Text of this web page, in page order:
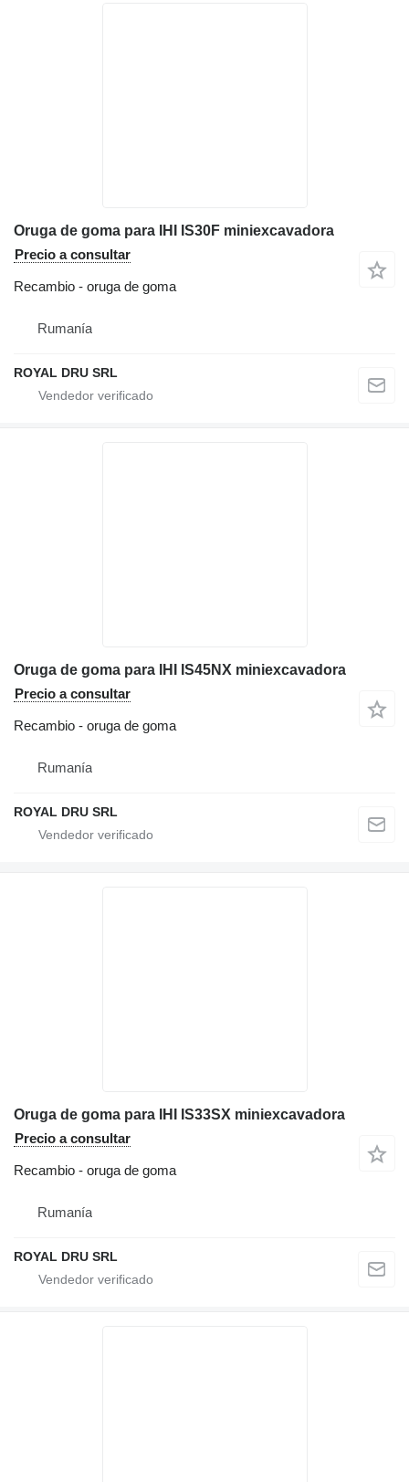
Oruga de goma para IHI IS30F miniexcavadora
Precio a consultar
Recambio - oruga de goma
Rumanía
ROYAL DRU SRL
Oruga de goma para IHI IS45NX miniexcavadora
Precio a consultar
Recambio - oruga de goma
Rumanía
ROYAL DRU SRL
Oruga de goma para IHI IS33SX miniexcavadora
Precio a consultar
Recambio - oruga de goma
Rumanía
ROYAL DRU SRL